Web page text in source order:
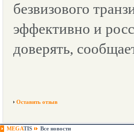
безвизового
эффективно и
доверять,
Оставить отзыв
MEGATIS Все новости